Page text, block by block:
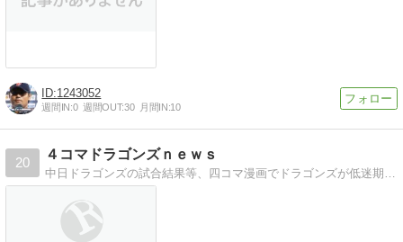
1243052
週間IN:0 週間OUT:30 月間IN:10
20
４コマドラゴンズｎｅｗｓ
中日ドラゴンズの試合結果等、四コマ漫画でドラゴンズが低迷期を迎え、私のドラファン魂に火が付きました！！！